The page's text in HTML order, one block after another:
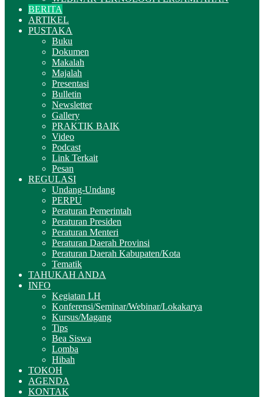
BERITA
ARTIKEL
PUSTAKA
Buku
Dokumen
Makalah
Majalah
Presentasi
Bulletin
Newsletter
Gallery
PRAKTIK BAIK
Video
Podcast
Link Terkait
Pesan
REGULASI
Undang-Undang
PERPU
Peraturan Pemerintah
Peraturan Presiden
Peraturan Menteri
Peraturan Daerah Provinsi
Peraturan Daerah Kabupaten/Kota
Tematik
TAHUKAH ANDA
INFO
Kegiatan LH
Konferensi/Seminar/Webinar/Lokakarya
Kursus/Magang
Tips
Bea Siswa
Lomba
Hibah
TOKOH
AGENDA
KONTAK